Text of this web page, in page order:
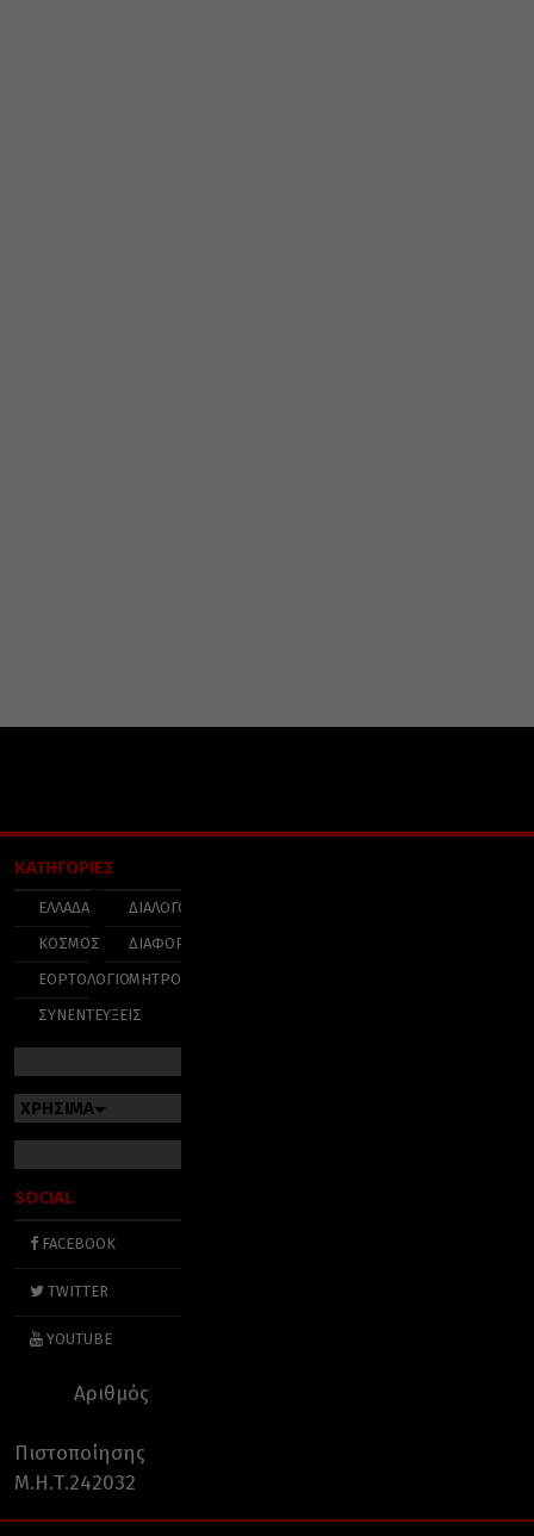
ΚΑΤΗΓΟΡΙΕΣ
ΕΛΛΑΔΑ
ΚΟΣΜΟΣ
ΕΟΡΤΟΛΟΓΙΟ
ΣΥΝΕΝΤΕΥΞΕΙΣ
ΔΙΑΛΟΓΟΣ
ΔΙΑΦΟΡΑ
ΜΗΤΡΟΠΟΛΕΙΣ
ΧΡΗΣΙΜΑ
SOCIAL
FACEBOOK
TWITTER
YOUTUBE
Αριθμός
Πιστοποίησης
Μ.Η.Τ.242032